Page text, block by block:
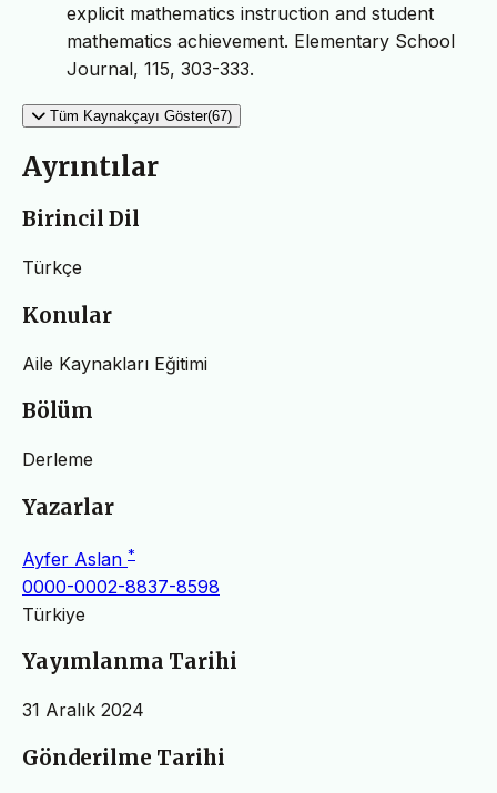
explicit mathematics instruction and student
mathematics achievement. Elementary School
Journal, 115, 303-333.
Tüm Kaynakçayı Göster(67)
Ayrıntılar
Birincil Dil
Türkçe
Konular
Aile Kaynakları Eğitimi
Bölüm
Derleme
Yazarlar
Ayfer Aslan *
0000-0002-8837-8598
Türkiye
Yayımlanma Tarihi
31 Aralık 2024
Gönderilme Tarihi